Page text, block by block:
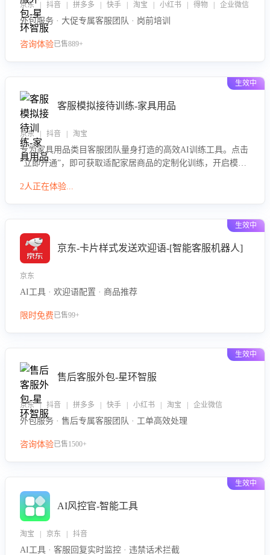
京东 | 抖音 | 拼多多 | 快手 | 淘宝 | 小红书 | 得物 | 企业微信
外包服务 · 大促专属客服团队 · 岗前培训
咨询体验已售889+
生效中
客服模拟接待训练-家具用品
京东 | 抖音 | 淘宝
专为家具用品类目客服团队量身打造的高效AI训练工具。点击
“立即开通”，即可获取适配家居商品的定制化训练，开启模拟
参数咨询等高频场景下的专业应对能力。
2人正在体验...
生效中
京东-卡片样式发送欢迎语-[智能客服机器人]
京东
AI工具 · 欢迎语配置 · 商品推荐
限时免费已售99+
生效中
售后客服外包-星环智服
京东 | 抖音 | 拼多多 | 快手 | 小红书 | 淘宝 | 企业微信
外包服务 · 售后专属客服团队 · 工单高效处理
咨询体验已售1500+
生效中
AI风控官-智能工具
淘宝 | 京东 | 抖音
AI工具 · 客服回复实时监控 · 违禁话术拦截